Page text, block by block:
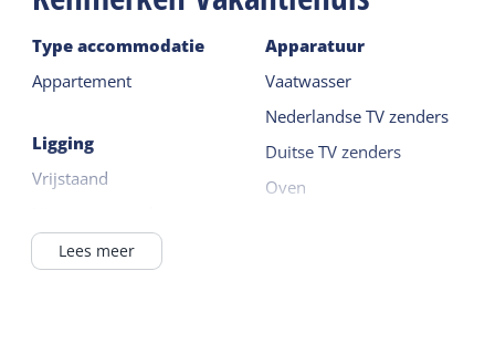
Type accommodatie
Appartement
Ligging
Vrijstaand
In het dorp
Apparatuur
Vaatwasser
Nederlandse TV zenders
Duitse TV zenders
Oven
Lees meer